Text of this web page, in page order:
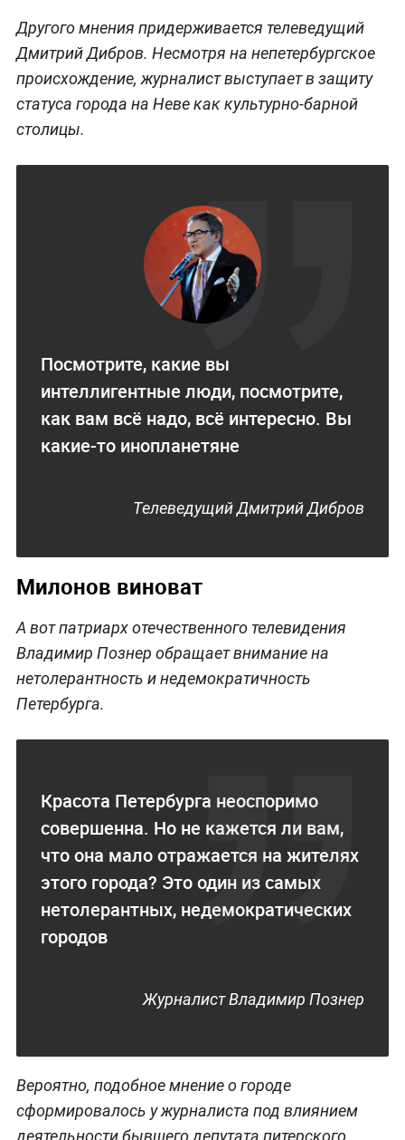
Другого мнения придерживается телеведущий
Дмитрий Дибров. Несмотря на непетербургское
происхождение, журналист выступает в защиту
статуса города на Неве как культурно-барной
столицы.
Посмотрите, какие вы
интеллигентные люди, посмотрите,
как вам всё надо, всё интересно. Вы
какие-то инопланетяне
Телеведущий Дмитрий Дибров
Милонов виноват
А вот патриарх отечественного телевидения
Владимир Познер обращает внимание на
нетолерантность и недемократичность
Петербурга.
Красота Петербурга неоспоримо
совершенна. Но не кажется ли вам,
что она мало отражается на жителях
этого города? Это один из самых
нетолерантных, недемократических
городов
Журналист Владимир Познер
Вероятно, подобное мнение о городе
сформировалось у журналиста под влиянием
деятельности бывшего депутата питерского